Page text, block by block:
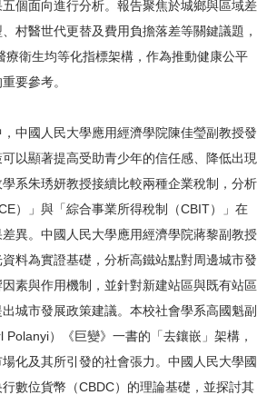
個面向進行分析。報告聚焦於城鄉與區域差
村醫世代更替及費用負擔落差等關鍵議題，
療衛生均等化指標架構，作為推動健康公平
要參考。
中國人民大學應用經濟學院陳佳瑩副教授發
以顯著提高受助青少年的信任感、降低出現
系朱琇妍教授接續比較兩種企業稅制，分析
）」與「綜合事業所得稅制（CBIT）」在
異。中國人民大學應用經濟學院蔣黎副教授
料為實證基礎，分析高鐵站點對周邊城市發
素與作用機制，並針對新建站區與既有站區
城市發展政策建議。本校社會學系高國魁副
Polanyi）《巨變》一書的「去鑲嵌」架構，
化及其所引發的社會張力。中國人民大學國
數位貨幣（CBDC）的理論基礎，並探討其